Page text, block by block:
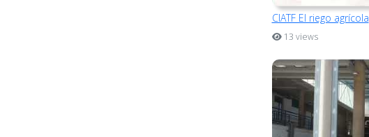
CIATF El riego agrícola
13 views